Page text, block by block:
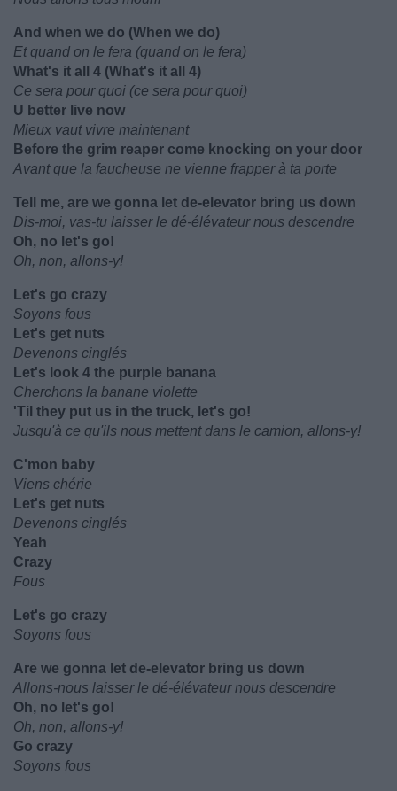
And when we do (When we do)
Et quand on le fera (quand on le fera)
What's it all 4 (What's it all 4)
Ce sera pour quoi (ce sera pour quoi)
U better live now
Mieux vaut vivre maintenant
Before the grim reaper come knocking on your door
Avant que la faucheuse ne vienne frapper à ta porte
Tell me, are we gonna let de-elevator bring us down
Dis-moi, vas-tu laisser le dé-élévateur nous descendre
Oh, no let's go!
Oh, non, allons-y!
Let's go crazy
Soyons fous
Let's get nuts
Devenons cinglés
Let's look 4 the purple banana
Cherchons la banane violette
'Til they put us in the truck, let's go!
Jusqu'à ce qu'ils nous mettent dans le camion, allons-y!
C'mon baby
Viens chérie
Let's get nuts
Devenons cinglés
Yeah
Crazy
Fous
Let's go crazy
Soyons fous
Are we gonna let de-elevator bring us down
Allons-nous laisser le dé-élévateur nous descendre
Oh, no let's go!
Oh, non, allons-y!
Go crazy
Soyons fous